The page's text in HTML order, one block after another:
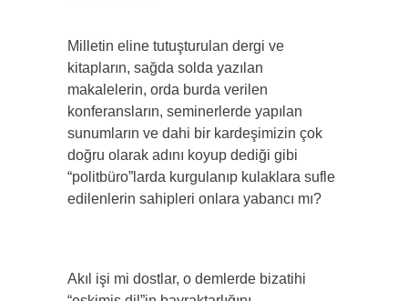
Milletin eline tutuşturulan dergi ve
kitapların, sağda solda yazılan
makalelerin, orda burda verilen
konferansların, seminerlerde yapılan
sunumların ve dahi bir kardeşimizin çok
doğru olarak adını koyup dediği gibi
“politbüro”larda kurgulanıp kulaklara sufle
edilenlerin sahipleri onlara yabancı mı?
Akıl işi mi dostlar, o demlerde bizatihi